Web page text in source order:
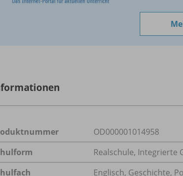
OD000001014958
Realschule, Integrierte
Englisch, Geschichte,